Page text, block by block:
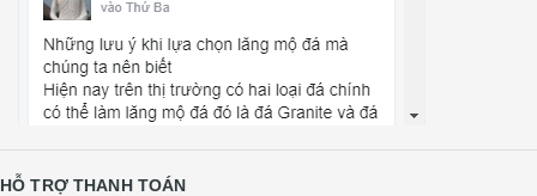
HỖ TRỢ THANH TOÁN